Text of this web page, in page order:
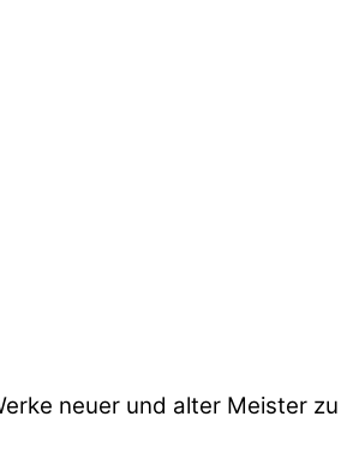
neuer und alter Meister zu